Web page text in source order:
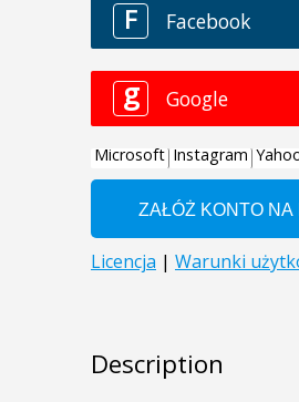
Description